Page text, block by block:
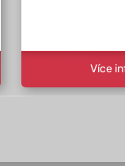
Více